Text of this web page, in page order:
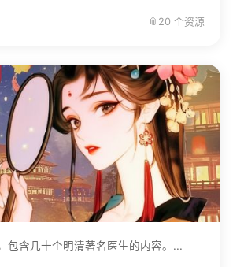
📎 20 个资源
包含几十个明清著名医生的内容。...